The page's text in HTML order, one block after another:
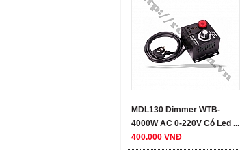
MDL130 Dimmer WTB-
4000W AC 0-220V Có Led ...
400.000 VNĐ